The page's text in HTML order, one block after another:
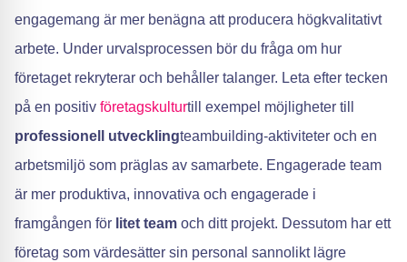
engagemang är mer benägna att producera högkvalitativt
arbete. Under urvalsprocessen bör du fråga om hur
företaget rekryterar och behåller talanger. Leta efter tecken
på en positiv företagskulturtill exempel möjligheter till
professionell utvecklingteambuilding-aktiviteter och en
arbetsmiljö som präglas av samarbete. Engagerade team
är mer produktiva, innovativa och engagerade i
framgången för litet team och ditt projekt. Dessutom har ett
företag som värdesätter sin personal sannolikt lägre